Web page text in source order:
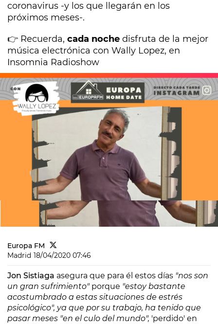
coronavirus -y los que llegarán en los
próximos meses-.
👉 Recuerda, cada noche disfruta de la mejor
música electrónica con Wally Lopez, en
Insomnia Radioshow
Europa FM
Madrid 18/04/2020 07:46
Jon Sistiaga asegura que para él estos días "nos son
un gran sufrimiento"porque "estoy bastante
acostumbrado a estas situaciones de estrés
psicológico", ya que por su trabajo, ha tenido que
pasar meses "en el culo del mundo", 'perdido' en